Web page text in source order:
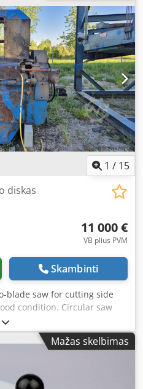
1 / 15
diskas
11 000 €
VB plius PVM
Skambinti
blade saw for cutting side
condition. Circular saw
adjustment via hydraulic
Dcodpfjtrxlkox Ak Eek
Mažas skelbimas